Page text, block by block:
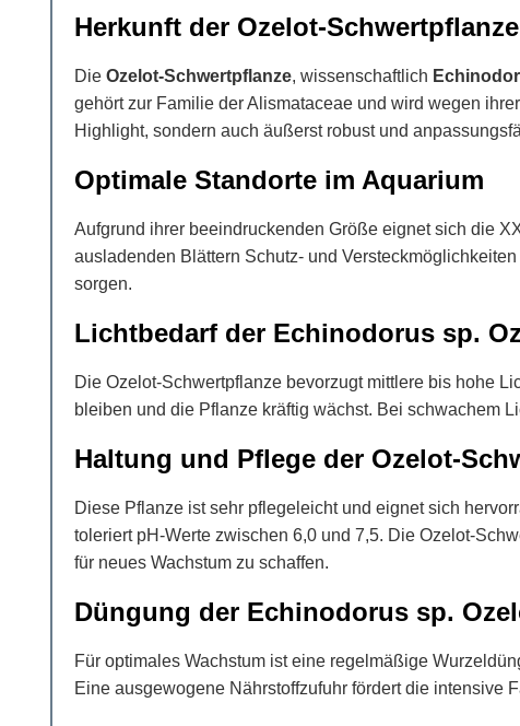
Herkunft der Ozelot-
Die Ozelot-Schwertpflanze, wissenschaftlich
gehört zur Familie der Alismataceae und wird wegen
Highlight, sondern auch äußerst robust und
Optimale Standorte im Aquarium
Aufgrund ihrer beeindruckenden Größe eignet sich die
ausladenden Blättern Schutz- und
sorgen.
Lichtbedarf der Echinodorus sp.
Die Ozelot-Schwertpflanze bevorzugt mittlere bis hohe
bleiben und die Pflanze kräftig wächst. Bei schwachem
Haltung und Pflege der Ozelot-
Diese Pflanze ist sehr pflegeleicht und eignet sich
toleriert pH-Werte zwischen 6,0 und 7,5. Die Ozelot-
für neues Wachstum zu schaffen.
Düngung der Echinodorus sp.
Für optimales Wachstum ist eine regelmäßige
Eine ausgewogene Nährstoffzufuhr fördert die intensive